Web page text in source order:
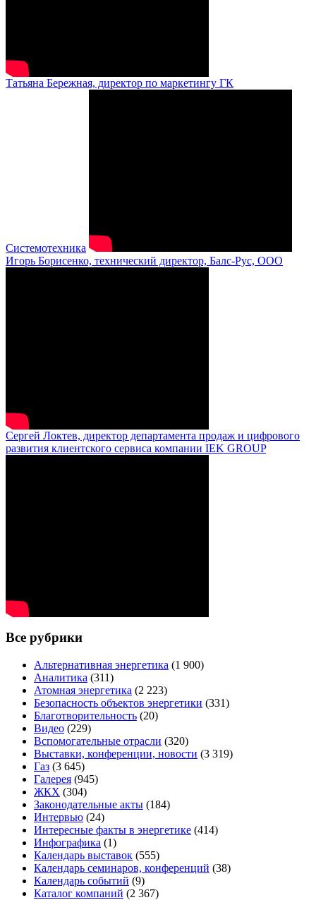
Татьяна Бережная, директор по маркетингу ГК
Системотехника
Игорь Борисенко, технический директор, Балс-Рус, ООО
Сергей Локтев, директор департамента продаж и цифрового
развития клиентского сервиса компании IEK GROUP
Все рубрики
Альтернативная энергетика (1 900)
Аналитика (311)
Атомная энергетика (2 223)
Безопасность объектов энергетики (331)
Благотворительность (20)
Видео (229)
Вспомогательные отрасли (320)
Выставки, конференции, новости (3 319)
Газ (3 645)
Галерея (945)
ЖКХ (304)
Законодательные акты (184)
Интервью (24)
Интересные факты в энергетике (414)
Инфографика (1)
Календарь выставок (555)
Календарь семинаров, конференций (38)
Календарь событий (9)
Каталог компаний (2 367)